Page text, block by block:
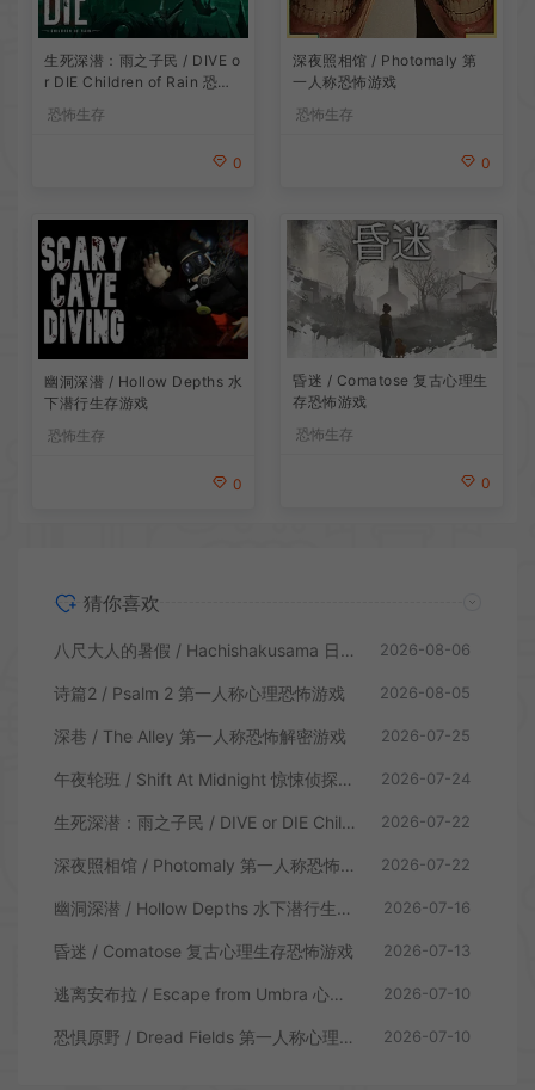
生死深潜：雨之子民 / DIVE o
r DIE Children of Rain 恐怖
恐怖生存
0
深夜照相馆 / Photomaly 第
一人称恐怖游戏
恐怖生存
0
幽洞深潜 / Hollow Depths 水
下潜行生存游戏
恐怖生存
0
昏迷 / Comatose 复古心理生
存恐怖游戏
恐怖生存
0
猜你喜欢
八尺大人的暑假 / Hachishakusama 日式温情恐怖游戏 2026-08-06
诗篇2 / Psalm 2 第一人称心理恐怖游戏 2026-08-05
深巷 / The Alley 第一人称恐怖解密游戏 2026-07-25
午夜轮班 / Shift At Midnight 惊悚侦探恐怖游戏 2026-07-24
生死深潜：雨之子民 / DIVE or DIE Children of Rain 恐怖生存探索游戏 2026-07-22
深夜照相馆 / Photomaly 第一人称恐怖游戏 2026-07-22
幽洞深潜 / Hollow Depths 水下潜行生存游戏 2026-07-16
昏迷 / Comatose 复古心理生存恐怖游戏 2026-07-13
逃离安布拉 / Escape from Umbra 心理生存恐怖解谜游戏 2026-07-10
恐惧原野 / Dread Fields 第一人称心理恐怖游戏 2026-07-10